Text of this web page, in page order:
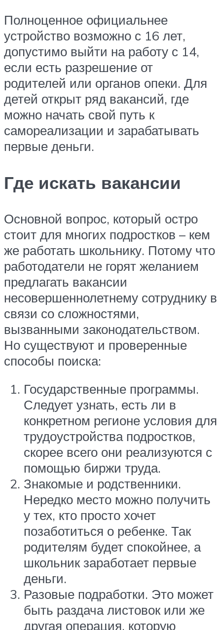
Полноценное официальнее
устройство возможно с 16 лет,
допустимо выйти на работу с 14,
если есть разрешение от
родителей или органов опеки. Для
детей открыт ряд вакансий, где
можно начать свой путь к
самореализации и зарабатывать
первые деньги.
Где искать вакансии
Основной вопрос, который остро
стоит для многих подростков – кем
же работать школьнику. Потому что
работодатели не горят желанием
предлагать вакансии
несовершеннолетнему сотруднику в
связи со сложностями,
вызванными законодательством.
Но существуют и проверенные
способы поиска:
Государственные программы.
Следует узнать, есть ли в
конкретном регионе условия для
трудоустройства подростков,
скорее всего они реализуются с
помощью биржи труда.
Знакомые и родственники.
Нередко место можно получить
у тех, кто просто хочет
позаботиться о ребенке. Так
родителям будет спокойнее, а
школьник заработает первые
деньги.
Разовые подработки. Это может
быть раздача листовок или же
другая операция, которую